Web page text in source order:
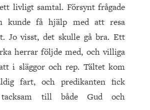
livligt samtal. Försynt frågade
kunde få hjälp med att resa
Jo visst, det skulle gå bra. Ett
herrar följde med, och villiga
i släggor och rep. Tältet kom
fart, och predikanten fick
till både Gud och